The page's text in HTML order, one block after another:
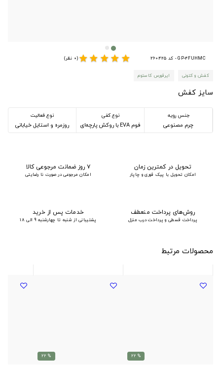
GP-4FUHMC - کد 260425 star
star
star
star
star(0 نظر)
کفش و کتونی ایرفورس کاستوم
سایز کفش
جنس رویه
چرم مصنوعی
نوع کفی
فوم EVA با روکش پارچه‌ای
نوع فعالیت
روزمره و استایل خیابانی
تحویل در کمترین زمان
امکان تحویل با پیک فوری و چاپار
۷ روز ضمانت مرجوعی کالا
امکان مرجوعی در صورت نا رضایتی
روش‌های پرداخت منعطف
پرداخت قسطی و پرداخت درب منزل
خدمات پس از خرید
پشتیبانی از شنبه تا چهارشنبه 9 الی 18
محصولات مرتبط
% 22
% 22